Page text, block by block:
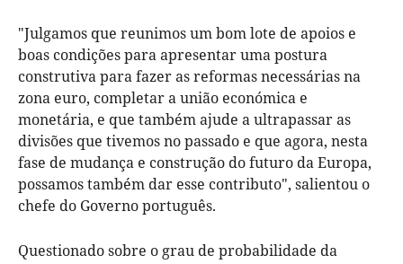
"Julgamos que reunimos um bom lote de apoios e
boas condições para apresentar uma postura
construtiva para fazer as reformas necessárias na
zona euro, completar a união económica e
monetária, e que também ajude a ultrapassar as
divisões que tivemos no passado e que agora, nesta
fase de mudança e construção do futuro da Europa,
possamos também dar esse contributo", salientou o
chefe do Governo português.
Questionado sobre o grau de probabilidade da